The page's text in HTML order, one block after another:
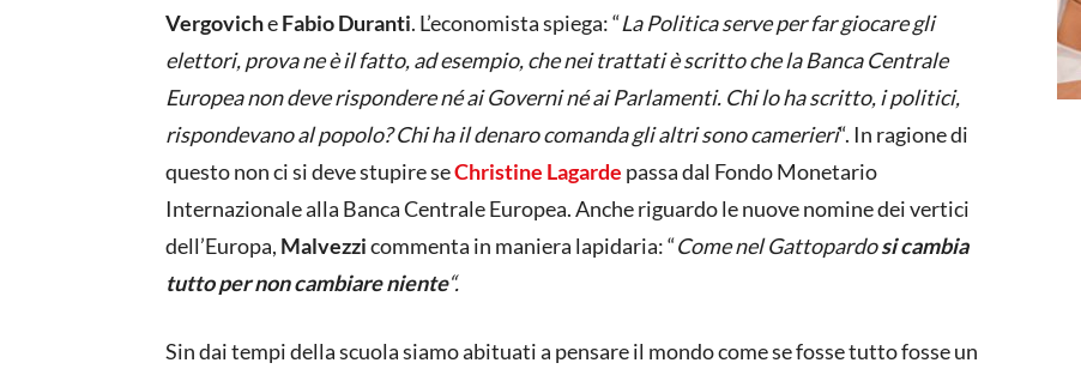
VergovicheFabio Duranti. L’economista spiega: “La Politica serve per far giocare gli
elettori, prova ne è il fatto, ad esempio, che nei trattati è scritto che la Banca Centrale
Europea non deve rispondere né ai Governi né ai Parlamenti. Chi lo ha scritto, i politici,
rispondevano al popolo? Chi ha il denaro comanda gli altri sono camerieri“. In ragione di
questo non ci si deve stupire seChristine Lagarde passa dal Fondo Monetario
Internazionale alla Banca Centrale Europea. Anche riguardo le nuove nomine dei vertici
dell’Europa, Malvezzicommenta in maniera lapidaria: “Come nel Gattopardosi cambia
tutto per non cambiare niente“.
Sin dai tempi della scuola siamo abituati a pensare il mondo come se fosse tutto fosse un